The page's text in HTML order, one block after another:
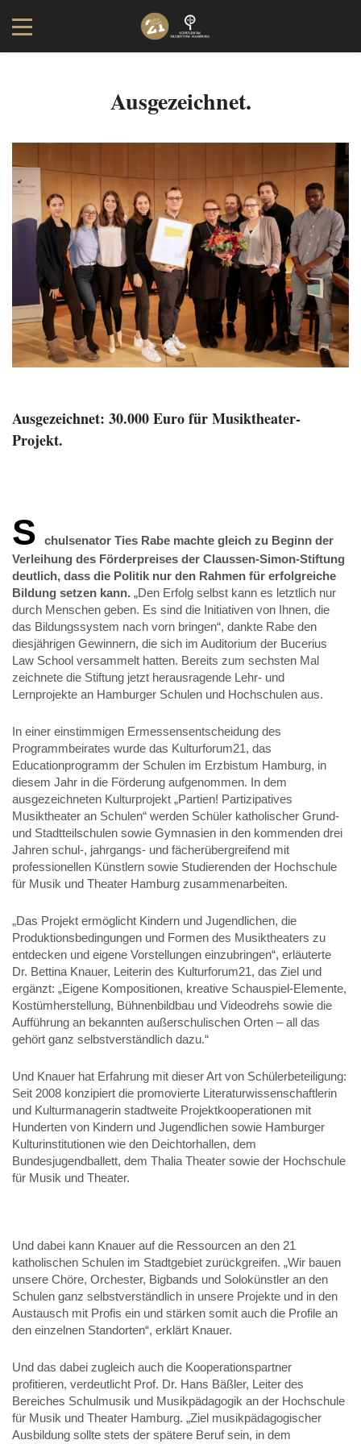
Ausgezeichnet.
Ausgezeichnet: 30.000 Euro für Musiktheater-
Projekt.
S
chulsenator Ties Rabe machte gleich zu Beginn der
Verleihung des Förderpreises der Claussen-Simon-Stiftung
deutlich, dass die Politik nur den Rahmen für erfolgreiche
Bildung setzen kann. „Den Erfolg selbst kann es letztlich nur
durch Menschen geben. Es sind die Initiativen von Ihnen, die
das Bildungssystem nach vorn bringen“, dankte Rabe den
diesjährigen Gewinnern, die sich im Auditorium der Bucerius
Law School versammelt hatten. Bereits zum sechsten Mal
zeichnete die Stiftung jetzt herausragende Lehr- und
Lernprojekte an Hamburger Schulen und Hochschulen aus.
In einer einstimmigen Ermessensentscheidung des
Programmbeirates wurde das Kulturforum21, das
Educationprogramm der Schulen im Erzbistum Hamburg, in
diesem Jahr in die Förderung aufgenommen. In dem
ausgezeichneten Kulturprojekt „Partien! Partizipatives
Musiktheater an Schulen“ werden Schüler katholischer Grund-
und Stadtteilschulen sowie Gymnasien in den kommenden drei
Jahren schul-, jahrgangs- und fächerübergreifend mit
professionellen Künstlern sowie Studierenden der Hochschule
für Musik und Theater Hamburg zusammenarbeiten.
„Das Projekt ermöglicht Kindern und Jugendlichen, die
Produktionsbedingungen und Formen des Musiktheaters zu
entdecken und eigene Vorstellungen einzubringen“, erläuterte
Dr. Bettina Knauer, Leiterin des Kulturforum21, das Ziel und
ergänzt: „Eigene Kompositionen, kreative Schauspiel-Elemente,
Kostümherstellung, Bühnenbildbau und Videodrehs sowie die
Aufführung an bekannten außerschulischen Orten – all das
gehört ganz selbstverständlich dazu.“
Und Knauer hat Erfahrung mit dieser Art von Schülerbeteiligung:
Seit 2008 konzipiert die promovierte Literaturwissenschaftlerin
und Kulturmanagerin stadtweite Projektkooperationen mit
Hunderten von Kindern und Jugendlichen sowie Hamburger
Kulturinstitutionen wie den Deichtorhallen, dem
Bundesjugendballett, dem Thalia Theater sowie der Hochschule
für Musik und Theater.
Und dabei kann Knauer auf die Ressourcen an den 21
katholischen Schulen im Stadtgebiet zurückgreifen. „Wir bauen
unsere Chöre, Orchester, Bigbands und Solokünstler an den
Schulen ganz selbstverständlich in unsere Projekte und in den
Austausch mit Profis ein und stärken somit auch die Profile an
den einzelnen Standorten“, erklärt Knauer.
Und das dabei zugleich auch die Kooperationspartner
profitieren, verdeutlicht Prof. Dr. Hans Bäßler, Leiter des
Bereiches Schulmusik und Musikpädagogik an der Hochschule
für Musik und Theater Hamburg. „Ziel musikpädagogischer
Ausbildung sollte stets der spätere Beruf sein, in dem